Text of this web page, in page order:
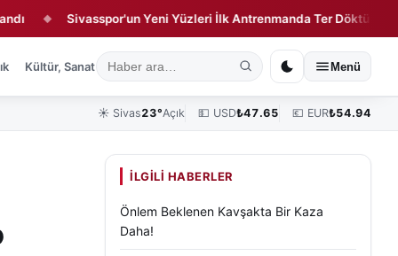
Sivasspor'un Yeni Yüzleri İlk Antrenmanda Ter Döktü ◆
Kültür, Sanat ve Tarih Yaşam Sivas Vefat Edenler Köşe
Menü
☀️ Sivas23°Açık 💵 USD₺47.65 💶 EUR₺54.94
İLGILI HABERLER
Önlem Beklenen Kavşakta Bir Kaza
Daha!